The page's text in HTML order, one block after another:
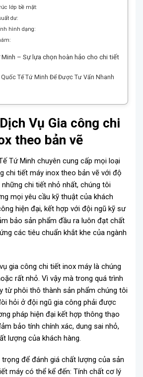
lớp bề mặt:
dư:
hình dạng:
– Sự lựa chọn hoàn hảo cho chi tiết
Quốc Tế Tứ Minh Để Được Tư Vấn Nhanh
Vụ Gia công chi
theo bản vẽ
Tứ Minh chuyên cung cấp mọi loại
chi tiết máy inox theo bản vẽ với độ
những chi tiết nhỏ nhất, chúng tôi
mọi yêu cầu kỹ thuật của khách
hiện đại, kết hợp với đội ngũ kỹ sư
bảo sản phẩm đầu ra luôn đạt chất
các tiêu chuẩn khắt khe của ngành
gia công chi tiết inox máy là chúng
rất nhỏ. Vì vậy mà trong quá trình
từ phôi thô thành sản phẩm chúng tôi
hỏi ở đội ngũ gia công phải được
pháp hiện đại kết hợp thông thạo
bảo tính chính xác, dung sai nhỏ,
lượng của khách hàng.
để đánh giá chất lượng của sản
máy có thể kể đến: Tính chất cơ lý